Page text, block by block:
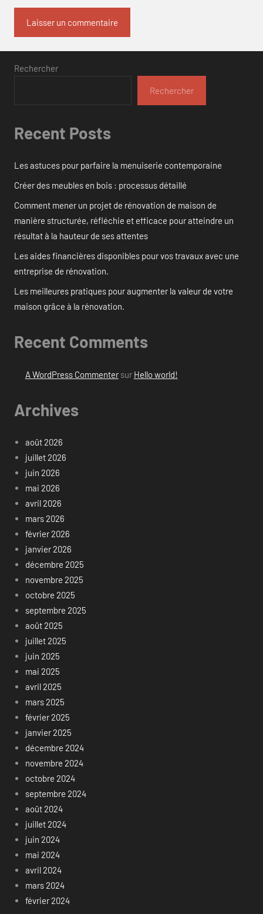
Rechercher
Rechercher
Recent Posts
Les astuces pour parfaire la menuiserie contemporaine
Créer des meubles en bois : processus détaillé
Comment mener un projet de rénovation de maison de
manière structurée, réfléchie et efficace pour atteindre un
résultat à la hauteur de ses attentes
Les aides financières disponibles pour vos travaux avec une
entreprise de rénovation.
Les meilleures pratiques pour augmenter la valeur de votre
maison grâce à la rénovation.
Recent Comments
A WordPress Commentersur Hello world!
Archives
août 2026
juillet 2026
juin 2026
mai 2026
avril 2026
mars 2026
février 2026
janvier 2026
décembre 2025
novembre 2025
octobre 2025
septembre 2025
août 2025
juillet 2025
juin 2025
mai 2025
avril 2025
mars 2025
février 2025
janvier 2025
décembre 2024
novembre 2024
octobre 2024
septembre 2024
août 2024
juillet 2024
juin 2024
mai 2024
avril 2024
mars 2024
février 2024